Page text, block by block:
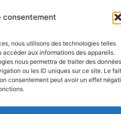
consentement
nous utilisons des technologies telles
aux informations des appareils.
nous permettra de traiter des données
ou les ID uniques sur ce site. Le fait
consentement peut avoir un effet
CookiesExpédition et Livraison
All Rights Reserved